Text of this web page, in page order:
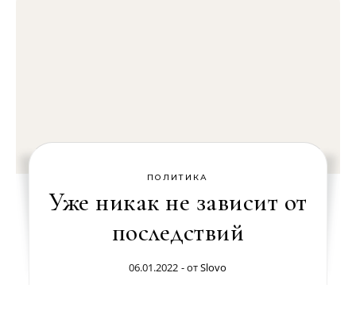
ПОЛИТИКА
Уже никак не зависит от
последствий
06.01.2022 - отSlovo